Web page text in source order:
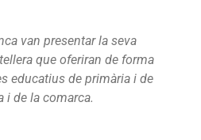
van presentar la seva
que oferiran de forma
educatius de primària i de
i de la comarca.